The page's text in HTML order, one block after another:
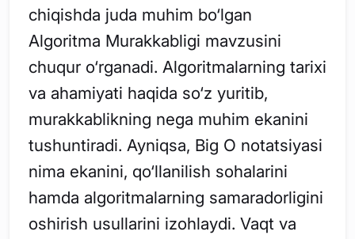
chiqishda juda muhim bo‘lgan
Algoritma Murakkabligi mavzusini
chuqur o‘rganadi. Algoritmalarning tarixi
va ahamiyati haqida so‘z yuritib,
murakkablikning nega muhim ekanini
tushuntiradi. Ayniqsa, Big O notatsiyasi
nima ekanini, qo‘llanilish sohalarini
hamda algoritmalarning samaradorligini
oshirish usullarini izohlaydi. Vaqt va